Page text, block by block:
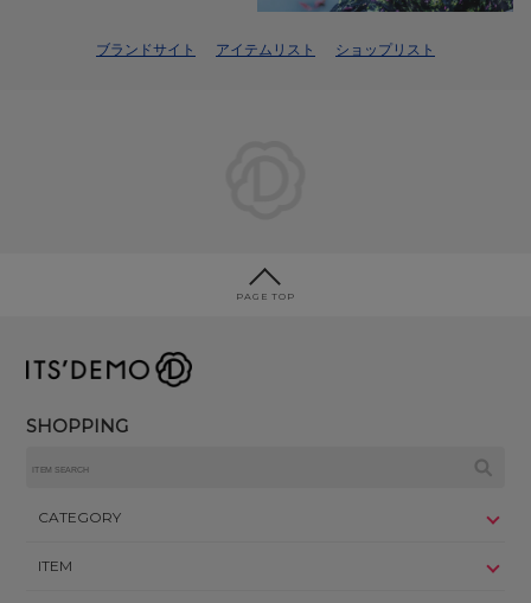
ブランドサイト アイテムリスト ショップリスト
PAGE TOP
SHOPPING
CATEGORY
ITEM